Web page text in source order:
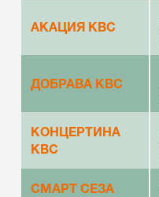
АКАЦИЯ КВС
ДОБРАВА КBC
КОНЦЕРТИНА
KВС
СМАРТ СЕЗА